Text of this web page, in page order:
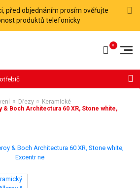
před objednáním prosím ověřujte
produktů telefonicky
Dřezy
Keramické
& Boch Architectura 60 XR, Stone white,